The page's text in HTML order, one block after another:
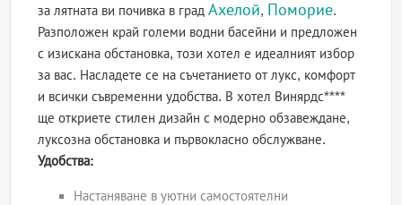
за лятната ви почивка в градАхелой, Поморие.
Разположен край големи водни басейни и предложен
с изискана обстановка, този хотел е идеалният избор
за вас. Насладете се на съчетанието от лукс, комфорт
и всички съвременни удобства. В хотел Винярдс****
ще откриете стилен дизайн с модерно обзавеждане,
луксозна обстановка и първокласно обслужване.
Удобства:
Настаняване в уютни самостоятелни